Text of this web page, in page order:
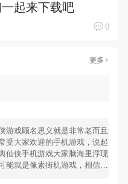
起来下载吧
0
更多
游戏顾名思义就是非常老而且
受大家欢迎的手机游戏，说起
仙侠手机游戏大家脑海里浮现
能就是像素街机游戏，相信很